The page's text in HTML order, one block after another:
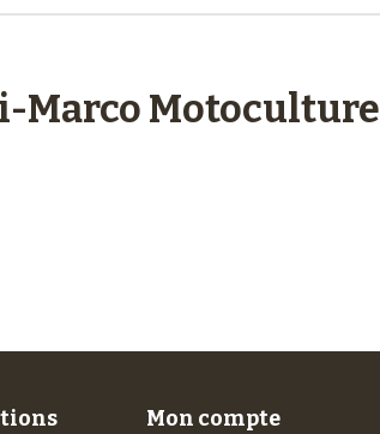
Marco Motoculture
Mon compte